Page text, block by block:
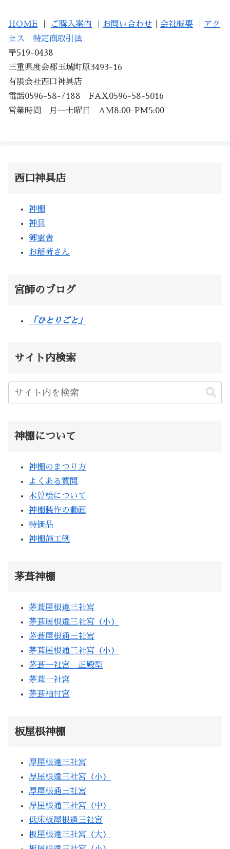
HOME ご購入案内 お問い合わせ 会社概要
アク
セス
特定商取引法
〒519-0438
三重県度会郡玉城町原3493-16
有限会社西口神具店
電話0596-58-7188 FAX0596-58-5016
営業時間 月―土曜日 AM8:00-PM5:00
西口神具店
神棚
神具
御霊舎
お稲荷さん
宮師のブログ
「ひとりごと」
サイト内検索
神棚について
神棚のまつり方
よくある質問
木曽桧について
神棚製作の動画
特価品
神棚施工例
茅葺神棚
茅葺屋根違三社宮
茅葺屋根違三社宮（小）
茅葺屋根通三社宮
茅葺屋根通三社宮（小）
茅葺一社宮 正殿型
茅葺一社宮
茅葺袖付宮
板屋根神棚
厚屋根違三社宮
厚屋根違三社宮（小）
厚屋根通三社宮
厚屋根通三社宮（中）
低床板屋根通三社宮
板屋根違三社宮（大）